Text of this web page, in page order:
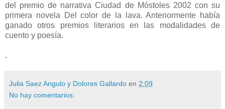
del premio de narrativa Ciudad de Móstoles 2002 con su
primera novela Del color de la lava. Anteriormente había
ganado otros premios literarios en las modalidades de
cuento y poesía.
.
Julia Saez Angulo y Dolores Gallardo en 2:09
No hay comentarios: